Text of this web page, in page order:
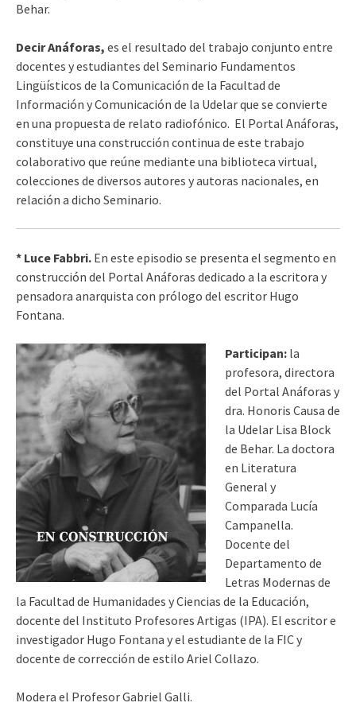
Behar.
Decir Anáforas, es el resultado del trabajo conjunto entre
docentes y estudiantes del Seminario Fundamentos
Lingüísticos de la Comunicación de la Facultad de
Información y Comunicación de la Udelar que se convierte
en una propuesta de relato radiofónico. El Portal Anáforas,
constituye una construcción continua de este trabajo
colaborativo que reúne mediante una biblioteca virtual,
colecciones de diversos autores y autoras nacionales, en
relación a dicho Seminario.
* Luce Fabbri. En este episodio se presenta el segmento en
construcción del Portal Anáforas dedicado a la escritora y
pensadora anarquista con prólogo del escritor Hugo
Fontana.
Participan: la
profesora, directora
del Portal Anáforas y
dra. Honoris Causa de
la Udelar Lisa Block
de Behar. La doctora
en Literatura
General y
Comparada Lucía
Campanella.
Docente del
Departamento de
Letras Modernas de
la Facultad de Humanidades y Ciencias de la Educación,
docente del Instituto Profesores Artigas (IPA). El escritor e
investigador Hugo Fontana y el estudiante de la FIC y
docente de corrección de estilo Ariel Collazo.
Modera el Profesor Gabriel Galli.